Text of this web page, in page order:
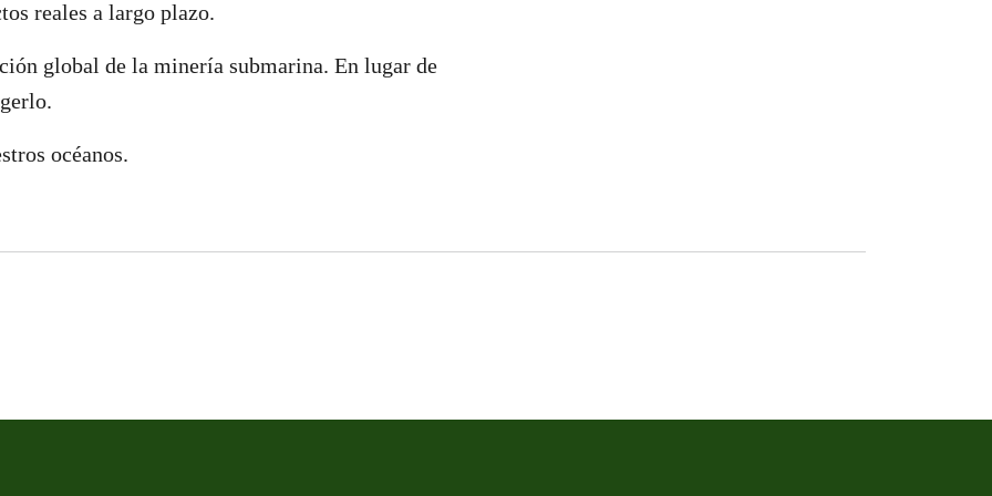
reales a largo plazo.
global de la minería submarina. En lugar de
océanos.